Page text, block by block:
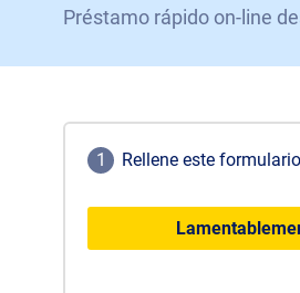
Préstamo rápido on-line
1 Rellene este